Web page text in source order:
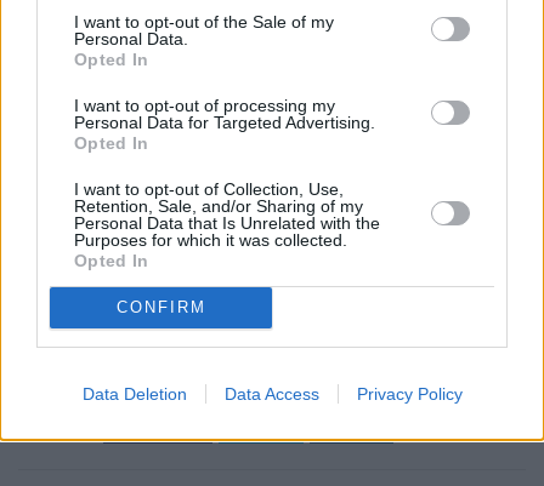
I want to opt-out of the Sale of my
Personal Data.
Opted In
I want to opt-out of processing my
Personal Data for Targeted Advertising.
Opted In
I want to opt-out of Collection, Use,
Retention, Sale, and/or Sharing of my
Personal Data that Is Unrelated with the
Purposes for which it was collected.
Opted In
CONFIRM
Data Deletion Data Access Privacy Policy